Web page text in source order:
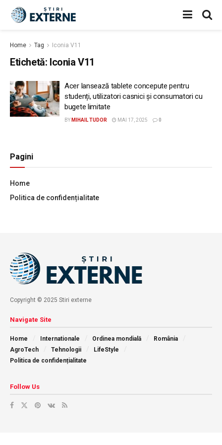
Home Tag Iconia V11
Etichetă: Iconia V11
Acer lansează tablete concepute pentru
studenți, utilizatori casnici și consumatori cu
bugete limitate
BY MIHAIL TUDOR MAI 17, 2025 0
Pagini
Home
Politica de confidențialitate
Copyright © 2025 Stiri externe
Navigate Site
Home Internationale Ordinea mondială
România
AgroTech
Tehnologii
LifeStyle
Politica de confidențialitate
Follow Us